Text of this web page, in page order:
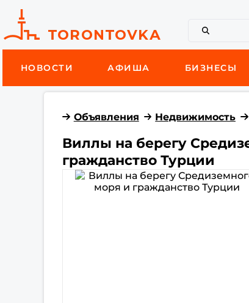
НОВОСТИ АФИША БИЗНЕСЫ
Объявления Недвижимость
Виллы на берегу
гражданство Турции